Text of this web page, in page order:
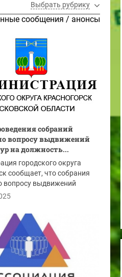
Выбрать рубрику
сообщения / анонсы
собраний
вопросу выдвижений
на должность...
городского округа
сообщает, что собрания
вопросу выдвижений
на...